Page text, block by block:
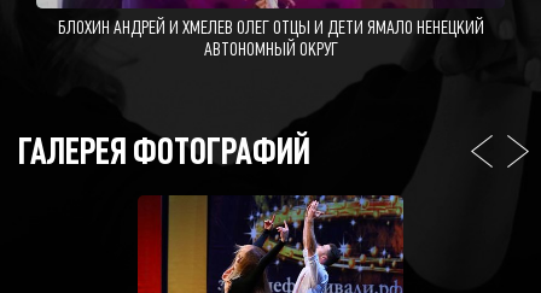
БЛОХИН АНДРЕЙ И ХМЕЛЕВ ОЛЕГ ОТЦЫ И ДЕТИ ЯМАЛО НЕНЕЦКИЙ
АВТОНОМНЫЙ ОКРУГ
ГАЛЕРЕЯ ФОТОГРАФИЙ